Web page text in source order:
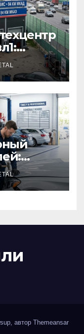
работ
автор Themeansar